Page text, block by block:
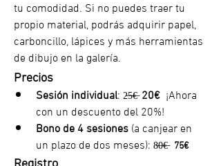
tu comodidad. Si no puedes traer tu
propio material, podrás adquirir papel,
carboncillo, lápices y más herramientas
de dibujo en la galería.
Precios
Sesión individual: 2̶5̶€̶ 20€ ¡Ahora
con un descuento del 20%!
Bono de 4 sesiones (a canjear en
un plazo de dos meses): 8̶0̶€̶ 75€
Registro